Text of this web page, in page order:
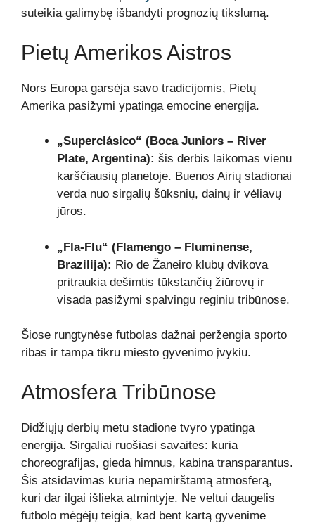
suteikia galimybę išbandyti prognozių tikslumą.
Pietų Amerikos Aistros
Nors Europa garsėja savo tradicijomis, Pietų
Amerika pasižymi ypatinga emocine energija.
„Superclásico“ (Boca Juniors – River
Plate, Argentina): šis derbis laikomas vienu
karščiausių planetoje. Buenos Airių stadionai
verda nuo sirgalių šūksnių, dainų ir vėliavų
jūros.
„Fla-Flu“ (Flamengo – Fluminense,
Brazilija): Rio de Žaneiro klubų dvikova
pritraukia dešimtis tūkstančių žiūrovų ir
visada pasižymi spalvingu reginiu tribūnose.
Šiose rungtynėse futbolas dažnai peržengia sporto
ribas ir tampa tikru miesto gyvenimo įvykiu.
Atmosfera Tribūnose
Didžiųjų derbių metu stadione tvyro ypatinga
energija. Sirgaliai ruošiasi savaites: kuria
choreografijas, gieda himnus, kabina transparantus.
Šis atsidavimas kuria nepamirštamą atmosferą,
kuri dar ilgai išlieka atmintyje. Ne veltui daugelis
futbolo mėgėjų teigia, kad bent kartą gyvenime